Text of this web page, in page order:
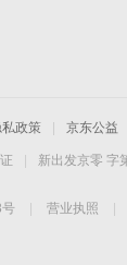
私政策 京东公益
新出发京零 字
营业执照